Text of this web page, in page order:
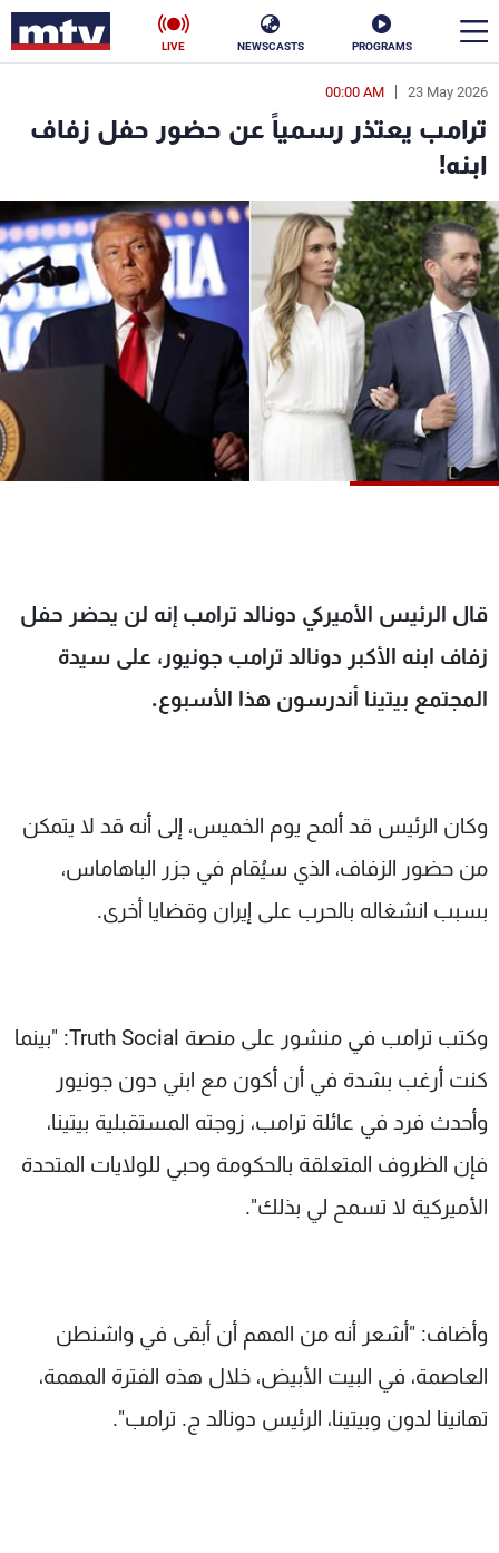
PROGRAMS
NEWSCASTS
LIVE
23 May 2026
00:00 AM
ترامب يعتذر رسمياً عن حضور حفل زفاف
ابنه!
قال الرئيس الأميركي دونالد ترامب إنه لن يحضر حفل
زفاف ابنه الأكبر دونالد ترامب جونيور، على سيدة
المجتمع بيتينا أندرسون هذا الأسبوع.
وكان الرئيس قد ألمح يوم الخميس، إلى أنه قد لا يتمكن
من حضور الزفاف، الذي سيُقام في جزر الباهاماس،
بسبب انشغاله بالحرب على إيران وقضايا أخرى.
وكتب ترامب في منشور على منصة Truth Social: "بينما
كنت أرغب بشدة في أن أكون مع ابني دون جونيور
وأحدث فرد في عائلة ترامب، زوجته المستقبلية بيتينا،
فإن الظروف المتعلقة بالحكومة وحبي للولايات المتحدة
الأميركية لا تسمح لي بذلك".
وأضاف: "أشعر أنه من المهم أن أبقى في واشنطن
العاصمة، في البيت الأبيض، خلال هذه الفترة المهمة،
تهانينا لدون وبيتينا، الرئيس دونالد ج. ترامب".
en
الأخبار
سياسة ناس
إقتصاد فن
منوعات رياضة
كأس العالم
البرامج
عن MTV
الإنـتـاج
لاعلاناتكم
وظائف
تواصل معنا
شروط الإسـتخدام
سياسة الخصوصية